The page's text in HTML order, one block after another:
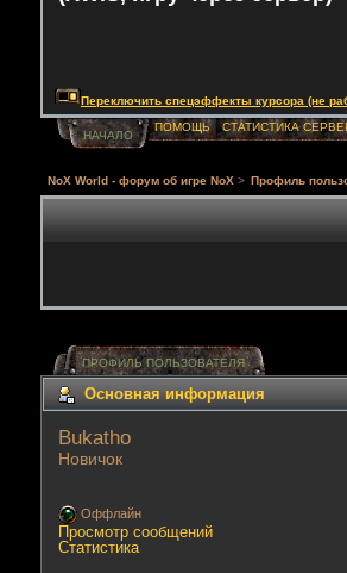
Переключить спецэффекты курсора (не
НАЧАЛО
ПОМОЩЬ СТАТИСТИКА
NoX World - форум об игре NoX > Профиль
ПРОФИЛЬ ПОЛЬЗОВАТЕЛЯ
Основная информация
Bukatho
Новичок
Оффлайн
Просмотр сообщений
Статистика